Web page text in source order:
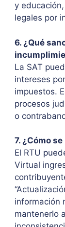
y
legales por
6. ¿Qué
La SAT
intereses
impuestos.
procesos
o
7. ¿Cómo
El RTU
Virtual
información
mantenerlo